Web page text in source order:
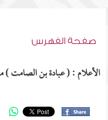
صفحة الفهرس
الأعلام : ( عبادة بن الصامت )